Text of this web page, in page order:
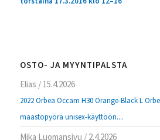
OSTO- JA MYYNTIPALSTA
Elias / 15.4.2026
2022 Orbea Occam H30 Orange-Black L
maastopyörä unisex-käyttöön....
Mika Luomansivu / 2.4.2026